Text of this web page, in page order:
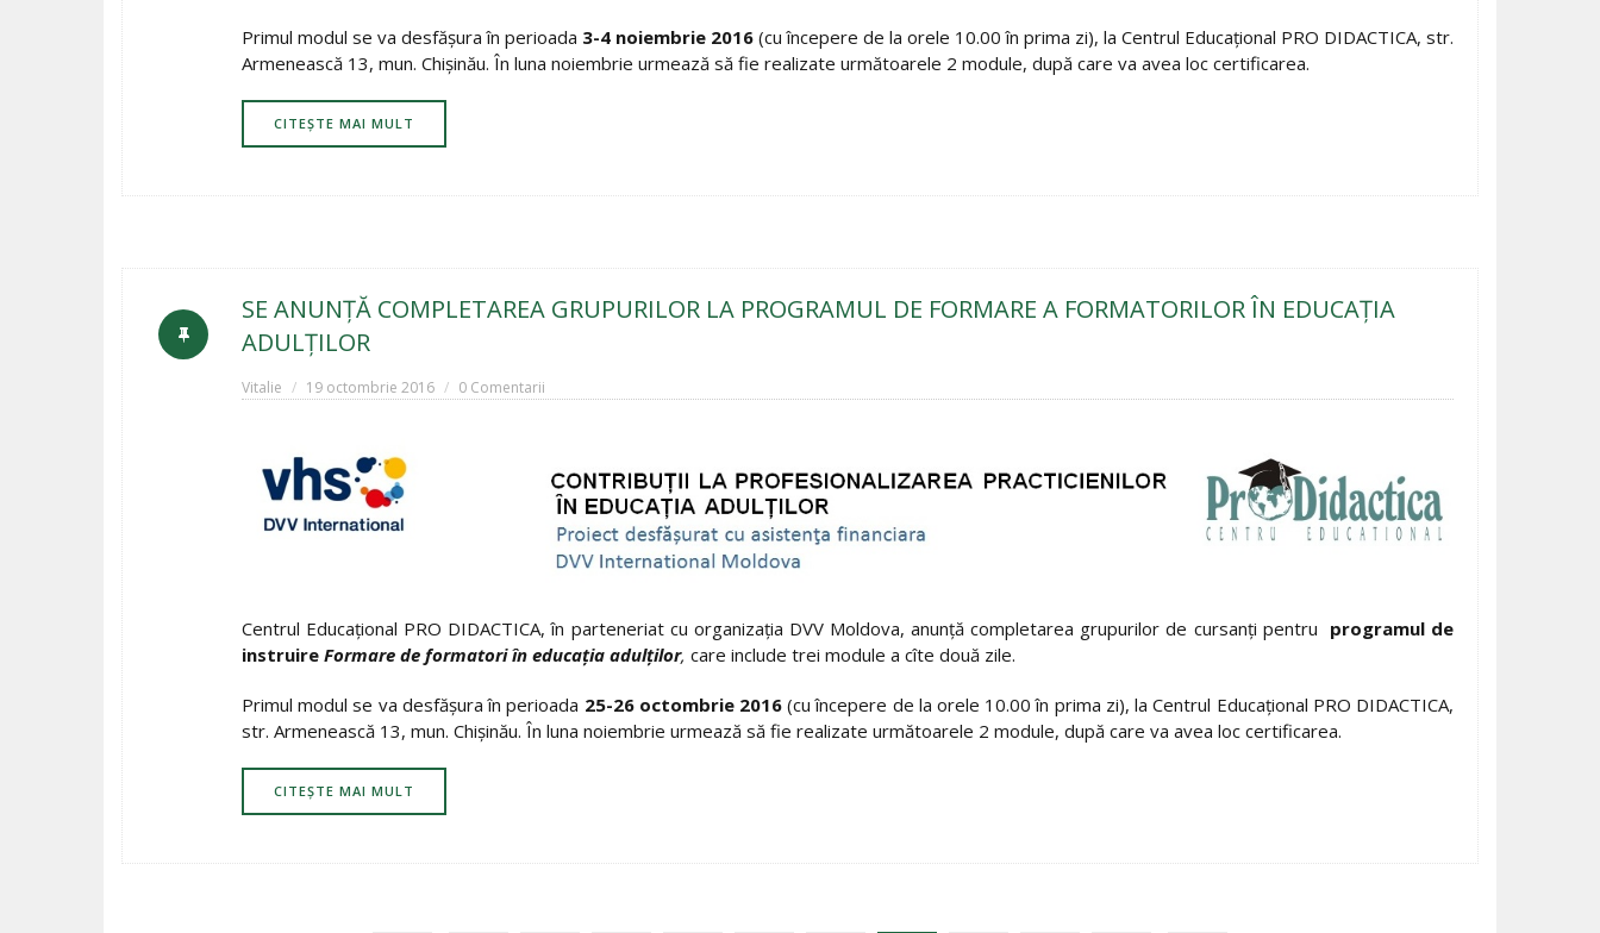
Primul modul se va desfășura în perioada 3-4 noiembrie 2016 (cu începere de la orele 10.00 în prima zi), la Centrul Educațional PRO DIDACTICA, str.
Armenească 13, mun. Chișinău. În luna noiembrie urmează să fie realizate următoarele 2 module, după care va avea loc certificarea.
CITEȘTE MAI MULT
SE ANUNȚĂ COMPLETAREA GRUPURILOR LA PROGRAMUL DE FORMARE A FORMATORILOR ÎN EDUCAȚIA
ADULȚILOR
Vitalie 19 octombrie 2016 0 Comentarii
Centrul Educațional PRO DIDACTICA, în parteneriat cu organizația DVV Moldova, anunță completarea grupurilor de cursanţi pentru programul de
instruire Formare de formatori în educația adulților, care include trei module a cîte două zile.
Primul modul se va desfășura în perioada 25-26 octombrie 2016(cu începere de la orele 10.00 în prima zi), la Centrul Educațional PRO DIDACTICA,
str. Armenească 13, mun. Chișinău. În luna noiembrie urmează să fie realizate următoarele 2 module, după care va avea loc certificarea.
CITEȘTE MAI MULT